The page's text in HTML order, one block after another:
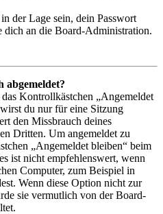
der Lage sein, dein Passwort
dich an die Board-Administration.
abgemeldet?
Kontrollkästchen „Angemeldet
du nur für eine Sitzung
den Missbrauch deines
Dritten. Um angemeldet zu
„Angemeldet bleiben“ beim
ist nicht empfehlenswert, wenn
Computer, zum Beispiel in
Wenn diese Option nicht zur
sie vermutlich von der Board-